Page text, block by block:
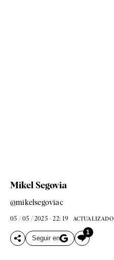
Mikel Segovia
@mikelsegoviac
05 / 05 / 2025 - 22: 19 ACTUALIZADO
Seguir en
1